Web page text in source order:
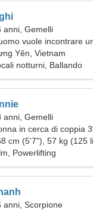
anni, Gemelli
vuole incontrare
Yên, Vietnam
notturni, Ballando
anni, Gemelli
in cerca di coppia
cm (5'7"), 57 kg (125
Powerlifting
anni, Scorpione